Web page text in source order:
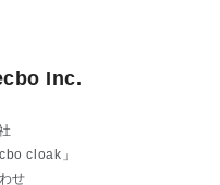
Inc.
cloak」
せ